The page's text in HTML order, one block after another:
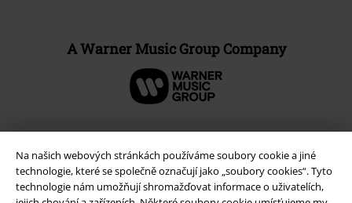
Na našich webových stránkách používáme soubory cookie a jiné
technologie, které se společně označují jako „soubory cookies“. Tyto
technologie nám umožňují shromažďovat informace o uživatelích,
A Warner Music Group Company